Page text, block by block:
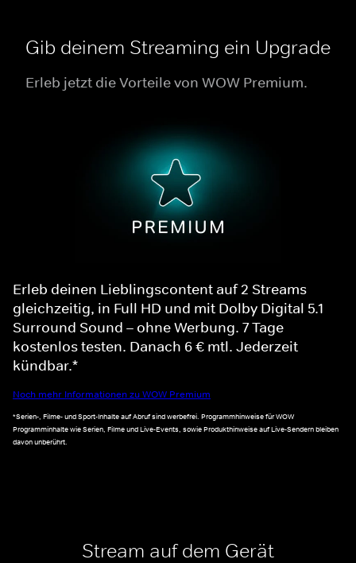
Gib deinem Streaming ein Upgrade
Erleb jetzt die Vorteile von WOW Premium.
Erleb deinen Lieblingscontent auf 2 Streams
gleichzeitig, in Full HD und mit Dolby Digital 5.1
Surround Sound – ohne Werbung. 7 Tage
kostenlos testen. Danach 6 € mtl. Jederzeit
kündbar.*
Noch mehr Informationen zu WOW Premium
*Serien-, Filme- und Sport-Inhalte auf Abruf sind werbefrei. Programmhinweise für WOW
Programminhalte wie Serien, Filme und Live-Events, sowie Produkthinweise auf Live-Sendern bleiben
davon unberührt.
Stream auf dem Gerät